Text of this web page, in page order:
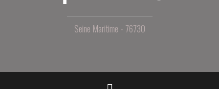
Seine Maritime - 76730